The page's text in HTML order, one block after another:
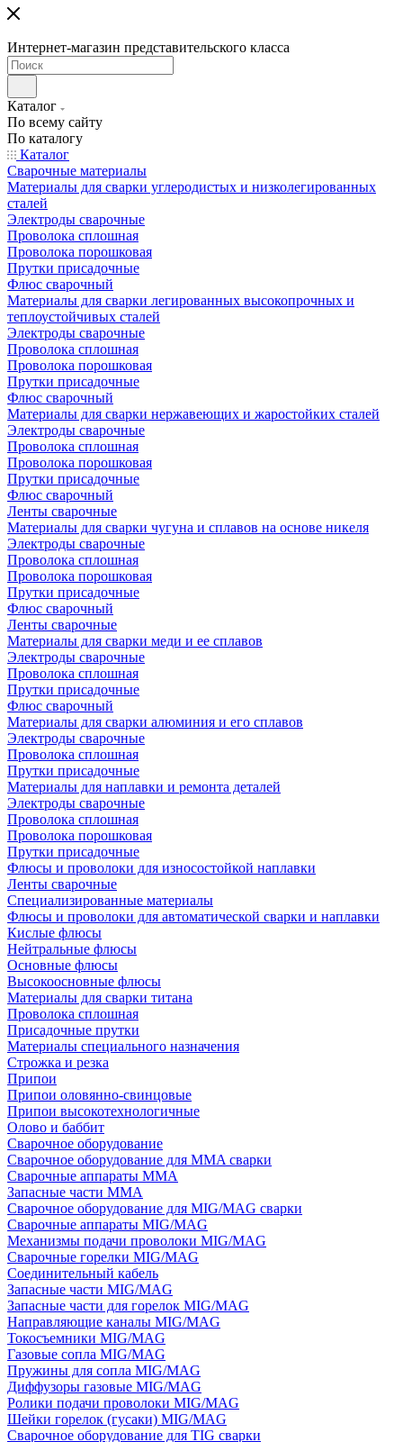
Интернет-магазин представительского класса
Каталог
По всему сайту
По каталогу
Каталог
Сварочные материалы
Материалы для сварки углеродистых и низколегированных
сталей
Электроды сварочные
Проволока сплошная
Проволока порошковая
Прутки присадочные
Флюс сварочный
Материалы для сварки легированных высокопрочных и
теплоустойчивых сталей
Электроды сварочные
Проволока сплошная
Проволока порошковая
Прутки присадочные
Флюс сварочный
Материалы для сварки нержавеющих и жаростойких сталей
Электроды сварочные
Проволока сплошная
Проволока порошковая
Прутки присадочные
Флюс сварочный
Ленты сварочные
Материалы для сварки чугуна и сплавов на основе никеля
Электроды сварочные
Проволока сплошная
Проволока порошковая
Прутки присадочные
Флюс сварочный
Ленты сварочные
Материалы для сварки меди и ее сплавов
Электроды сварочные
Проволока сплошная
Прутки присадочные
Флюс сварочный
Материалы для сварки алюминия и его сплавов
Электроды сварочные
Проволока сплошная
Прутки присадочные
Материалы для наплавки и ремонта деталей
Электроды сварочные
Проволока сплошная
Проволока порошковая
Прутки присадочные
Флюсы и проволоки для износостойкой наплавки
Ленты сварочные
Специализированные материалы
Флюсы и проволоки для автоматической сварки и наплавки
Кислые флюсы
Нейтральные флюсы
Основные флюсы
Высокоосновные флюсы
Материалы для сварки титана
Проволока сплошная
Присадочные прутки
Материалы специального назначения
Строжка и резка
Припои
Припои оловянно-свинцовые
Припои высокотехнологичные
Олово и баббит
Сварочное оборудование
Сварочное оборудование для MMA сварки
Сварочные аппараты MMA
Запасные части MMA
Сварочное оборудование для MIG/MAG сварки
Сварочные аппараты MIG/MAG
Механизмы подачи проволоки MIG/MAG
Сварочные горелки MIG/MAG
Соединительный кабель
Запасные части MIG/MAG
Запасные части для горелок MIG/MAG
Направляющие каналы MIG/MAG
Токосъемники MIG/MAG
Газовые сопла MIG/MAG
Пружины для сопла MIG/MAG
Диффузоры газовые MIG/MAG
Ролики подачи проволоки MIG/MAG
Шейки горелок (гусаки) MIG/MAG
Сварочное оборудование для TIG сварки